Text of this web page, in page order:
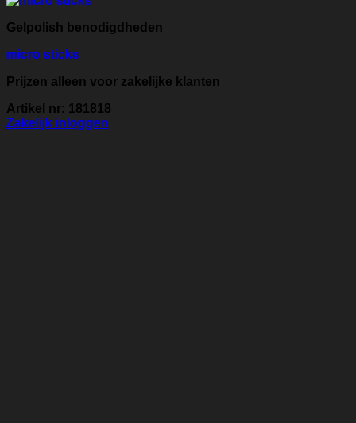
Gelpolish benodigdheden
micro sticks
Prijzen alleen voor zakelijke klanten
Artikel nr: 181818
Zakelijk inloggen